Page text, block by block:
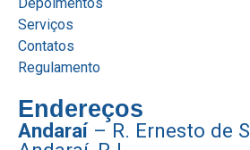
Serviços
Contatos
Regulamento
Endereços
Andaraí– R. Ernesto de